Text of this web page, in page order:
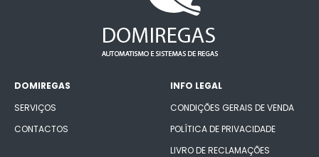
DOMIREGAS
SERVIÇOS
CONTACTOS
INFO LEGAL
CONDIÇÕES GERAIS DE VENDA
POLÍTICA DE PRIVACIDADE
LIVRO DE RECLAMAÇÕES